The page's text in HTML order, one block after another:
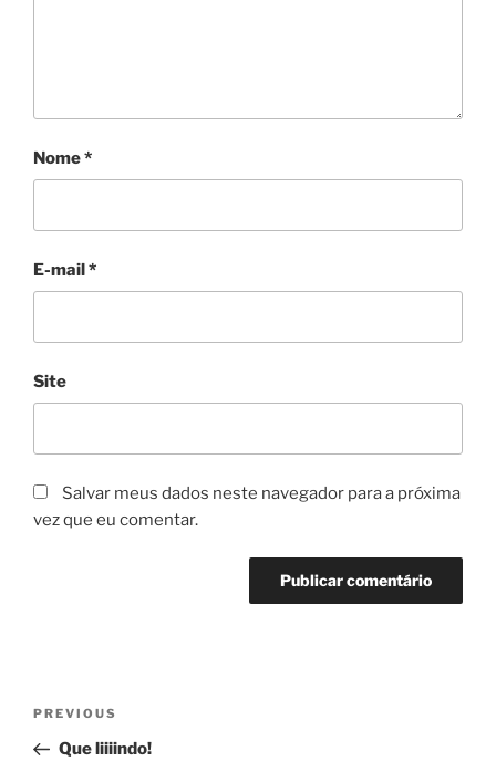
Nome*
E-mail*
Site
Salvar meus dados neste navegador para a próxima
vez que eu comentar.
Navegação
Post
Previous
Post
PREVIOUS
Que liiiindo!